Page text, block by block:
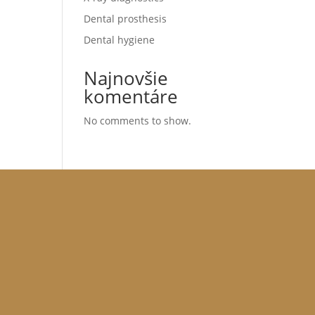
Dental prosthesis
Dental hygiene
Najnovšie
komentáre
No comments to show.